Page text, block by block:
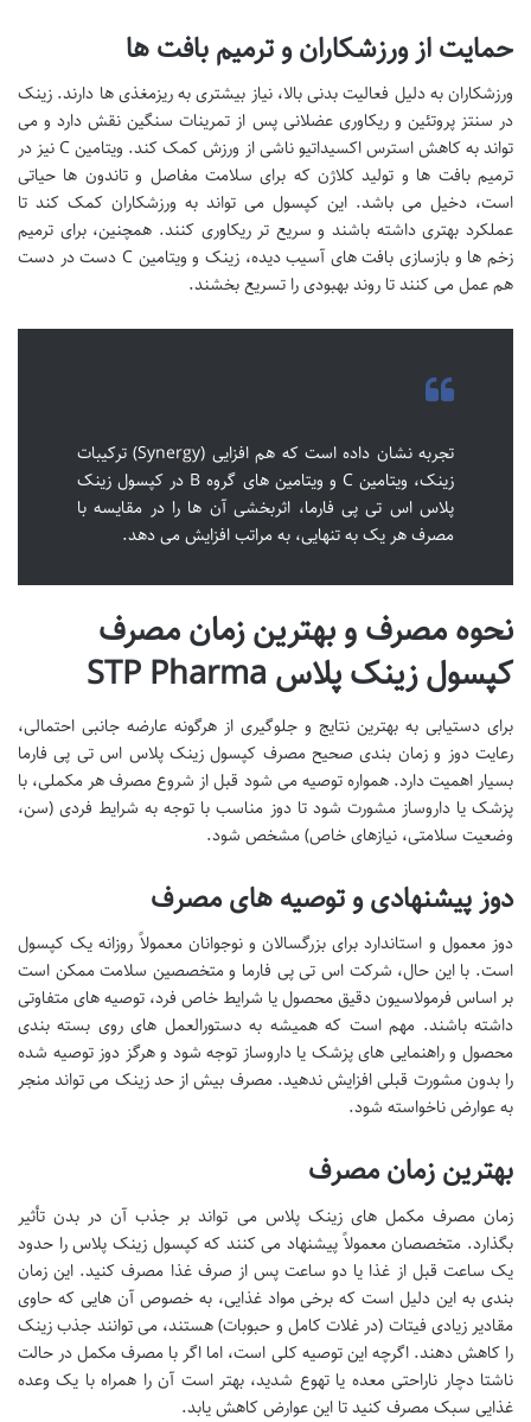
حمایت از ورزشکاران و ترمیم بافت ها
ورزشکاران به دلیل فعالیت بدنی بالا، نیاز بیشتری به ریزمغذی ها دارند. زینک
در سنتز پروتئین و ریکاوری عضلانی پس از تمرینات سنگین نقش دارد و می
تواند به کاهش استرس اکسیداتیو ناشی از ورزش کمک کند. ویتامین C نیز در
ترمیم بافت ها و تولید کلاژن که برای سلامت مفاصل و تاندون ها حیاتی
است، دخیل می باشد. این کپسول می تواند به ورزشکاران کمک کند تا
عملکرد بهتری داشته باشند و سریع تر ریکاوری کنند. همچنین، برای ترمیم
زخم ها و بازسازی بافت های آسیب دیده، زینک و ویتامین C دست در دست
هم عمل می کنند تا روند بهبودی را تسریع بخشند.
تجربه نشان داده است که هم افزایی (Synergy) ترکیبات
زینک، ویتامین C و ویتامین های گروه B در کپسول زینک
پلاس اس تی پی فارما، اثربخشی آن ها را در مقایسه با
مصرف هر یک به تنهایی، به مراتب افزایش می دهد.
نحوه مصرف و بهترین زمان مصرف
کپسول زینک پلاس STP Pharma
برای دستیابی به بهترین نتایج و جلوگیری از هرگونه عارضه جانبی احتمالی،
رعایت دوز و زمان بندی صحیح مصرف کپسول زینک پلاس اس تی پی فارما
بسیار اهمیت دارد. همواره توصیه می شود قبل از شروع مصرف هر مکملی، با
پزشک یا داروساز مشورت شود تا دوز مناسب با توجه به شرایط فردی (سن،
وضعیت سلامتی، نیازهای خاص) مشخص شود.
دوز پیشنهادی و توصیه های مصرف
دوز معمول و استاندارد برای بزرگسالان و نوجوانان معمولاً روزانه یک کپسول
است. با این حال، شرکت اس تی پی فارما و متخصصین سلامت ممکن است
بر اساس فرمولاسیون دقیق محصول یا شرایط خاص فرد، توصیه های متفاوتی
داشته باشند. مهم است که همیشه به دستورالعمل های روی بسته بندی
محصول و راهنمایی های پزشک یا داروساز توجه شود و هرگز دوز توصیه شده
را بدون مشورت قبلی افزایش ندهید. مصرف بیش از حد زینک می تواند منجر
به عوارض ناخواسته شود.
بهترین زمان مصرف
زمان مصرف مکمل های زینک پلاس می تواند بر جذب آن در بدن تأثیر
بگذارد. متخصصان معمولاً پیشنهاد می کنند که کپسول زینک پلاس را حدود
یک ساعت قبل از غذا یا دو ساعت پس از صرف غذا مصرف کنید. این زمان
بندی به این دلیل است که برخی مواد غذایی، به خصوص آن هایی که حاوی
مقادیر زیادی فیتات (در غلات کامل و حبوبات) هستند، می توانند جذب زینک
را کاهش دهند. اگرچه این توصیه کلی است، اما اگر با مصرف مکمل در حالت
ناشتا دچار ناراحتی معده یا تهوع شدید، بهتر است آن را همراه با یک وعده
غذایی سبک مصرف کنید تا این عوارض کاهش یابد.